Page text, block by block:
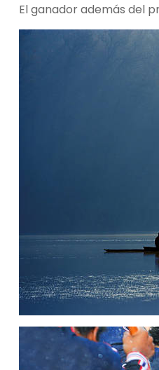
El ganador además del